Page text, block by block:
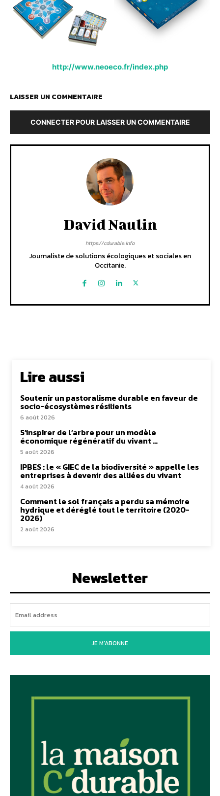
http://www.neoeco.fr/index.php
LAISSER UN COMMENTAIRE
CONNECTER POUR LAISSER UN COMMENTAIRE
David Naulin
https://cdurable.info
Journaliste de solutions écologiques et sociales en
Occitanie.
Lire aussi
Soutenir un pastoralisme durable en faveur de
socio-écosystèmes résilients
6 août 2026
S’inspirer de l’arbre pour un modèle
économique régénératif du vivant …
5 août 2026
IPBES : le « GIEC de la biodiversité » appelle les
entreprises à devenir des alliées du vivant
4 août 2026
Comment le sol français a perdu sa mémoire
hydrique et déréglé tout le territoire (2020-
2026)
2 août 2026
Newsletter
JE M'ABONNE